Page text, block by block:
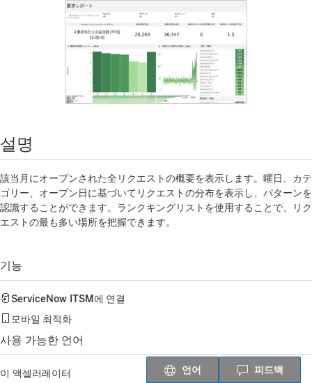
설명
該当月にオープンされた全リクエストの概要を表示します。曜日、カテ
ゴリー、オープン日に基づいてリクエストの分布を表示し、パターンを
認識することができます。ランクキングリストを使用することで、リク
エストの最も多い場所を把握できます。
기능
ServiceNow ITSM에 연결
모바일 최적화
사용 가능한 언어
이 액셀러레이터 언어 피드백